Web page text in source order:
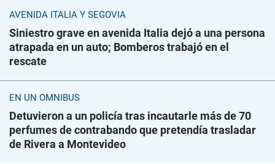
AVENIDA ITALIA Y SEGOVIA
Siniestro grave en avenida Italia dejó a una persona
atrapada en un auto; Bomberos trabajó en el
rescate
EN UN ÓMNIBUS
Detuvieron a un policía tras incautarle más de 70
perfumes de contrabando que pretendía trasladar
de Rivera a Montevideo